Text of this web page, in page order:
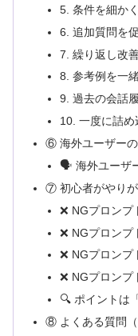
5. 条件を細か
6. 追加質問を
7. 繰り返し改
8. 参考例を一
9. 過去の会話
10. 一度に詰
⑥ 海外ユーザーの
🗣 海外ユーザ
⑦ 初心者がやり
❌ NGプロンプ
❌ NGプロンプ
❌ NGプロンプ
❌ NGプロンプ
🔍 ポイントは
⑧ よくある質問（